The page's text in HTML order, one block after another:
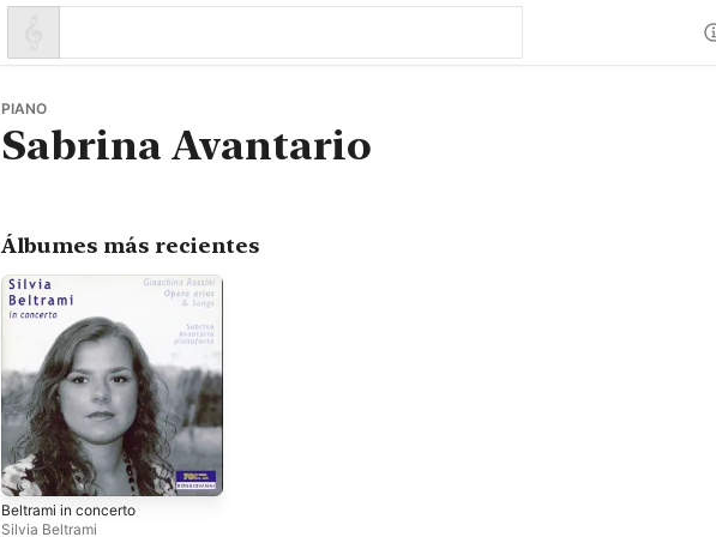
PIANO
Sabrina Avantario
Álbumes más recientes
Beltrami in concerto
Silvia Beltrami